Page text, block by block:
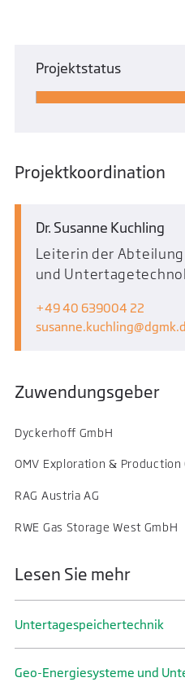
Projektstatus
Projektkoordination
Dr. Susanne Kuchling
Leiterin der
und
+49 40 639004 22
susanne.kuchling
Zuwendungsgeber
Dyckerhoff GmbH
OMV Exploration & Production
RAG Austria AG
RWE Gas Storage West GmbH
Lesen Sie mehr
Untertage­speicher­technik
Geo-Energiesysteme und